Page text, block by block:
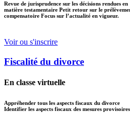
Revue de jurisprudence sur les décisions rendues en
matière testamentaire Petit retour sur le
compensatoire Focus sur l’actualité en vigueur.
Voir ou s'inscrire
Fiscalité du divorce
En classe virtuelle
Appréhender tous les aspects fiscaux du divorce
Identifier les aspects fiscaux des mesures